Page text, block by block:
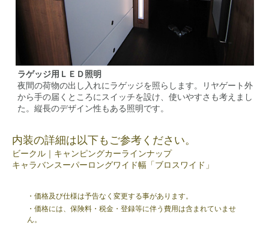
ラゲッジ用ＬＥＤ照明
夜間の荷物の出し入れにラゲッジを照らします。リヤゲート外
から手の届くところにスイッチを設け、使いやすさも考えまし
た。縦長のデザイン性もある照明です。
内装の詳細は以下もご参考ください。
ビークル｜キャンピングカーラインナップ
キャラバンスーパーロングワイド幅「ブロスワイド」
・価格及び仕様は予告なく変更する事があります。
・価格には、保険料・税金・登録等に伴う費用は含まれていませ
ん。